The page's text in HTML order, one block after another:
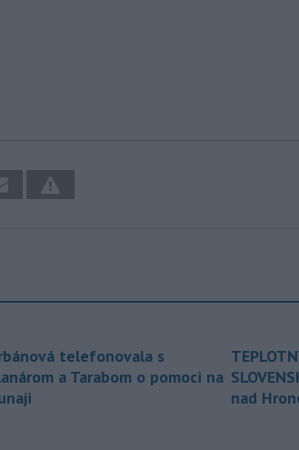
telefonovala s
a Tarabom o pomoci na
nad